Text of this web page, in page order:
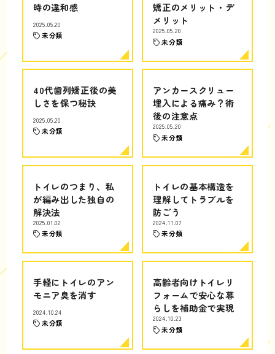
時の違和感
2025.05.20
未分類
矯正のメリット・デ
メリット
2025.05.20
未分類
40代歯列矯正後の美
しさを保つ秘訣
2025.05.20
未分類
アンカースクリュー
埋入による痛み？術
後の注意点
2025.05.20
未分類
トイレのつまり、私
が編み出した独自の
解決法
2025.01.02
未分類
トイレの基本構造を
理解してトラブルを
防ごう
2024.11.07
未分類
手軽にトイレのアン
モニア臭を消す
2024.10.24
未分類
高齢者向けトイレリ
フォームで安心な暮
らしを補助金で実現
2024.10.23
未分類